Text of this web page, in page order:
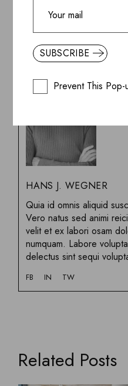
HANS J. WEGNER
Quia id omnis aliquid
Vero natus sed animi
velit et ex labori osam
numquam. Labore
delectus sint sequi
FB IN TW
Related Posts
SUBSCRIBE
Prevent This Pop-